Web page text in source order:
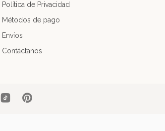
Política de Privacidad
Métodos de pago
Envíos
Contáctanos